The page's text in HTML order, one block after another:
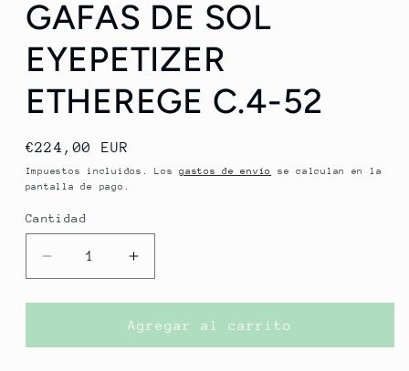
GAFAS DE SOL
EYEPETIZER
ETHEREGE C.4-52
Precio
habitual
€224,00 EUR
Impuestos incluidos. Losgastos de envío
se calculan en la
pantalla de pago.
Cantidad
Reducir
cantidad
para
DE
Aumentar
cantidad
para
GAFAS
DE
Agregar al carrito